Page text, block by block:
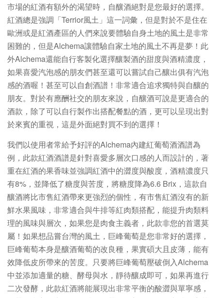
市場的紅酒有額外的渴望時，自釀酒絕對是您最好的選擇。
紅酒總是強調「Terrior風土」這一詞彙，但是對於不是住在
歐洲或是紅酒產區的人們來說要體驗自身土地的風土是非常
困難的，但是Alchema讓體驗自家土地的風土不再是夢！此
外Alchema還能自行客製化選擇釀製酒的甜度與酒精濃度，
如果喜愛汽泡感的朋友們甚至還可以嘗試自己釀出俱有汽泡
感的酒喔！甚至可以自創酒譜！非常適合追求獨特與自釀的
朋友。對於有應酬社交的朋友來說，自釀酒可說是更適合的
酒款，除了可以自行製作出搭配餐點的酒，更可以呈現出對
於來賓的重視，這是外面絕對買不到的選擇！
我們以使用者常給予好評的Alchema內建紅葡萄酒酒譜為
例，此款紅酒酒譜是針對喜愛多層次口感的人而設計的，著
重在紅酒的果香味並強調紅酒中的澀度與酸度，酒精濃度只
有8%，並降低了糖度與苦度，將糖度降為6.6 Brix，這款自
釀酒將比市售紅酒帶來更強烈的個性，有市售紅酒沒有的新
鮮水果風味，非常適合與牛排等紅肉類搭配，能提升肉類料
理的風味與層次，如果您是肉食主義者，此款非您的首選莫
屬！如果想品嘗台灣的風土，巨峰葡萄是您非常好的選擇，
巨峰葡萄本身是釀酒葡萄的改良種，果實碩大且皮薄，能有
效降低皮所帶來的苦度。只要將巨峰葡萄壓破倒入Alchema
中並添加適量的糖、酵母與水，靜待釀成即可，如果再進行
二次發酵，此款紅酒將能展現出非常平衡的酸澀與單寧感，